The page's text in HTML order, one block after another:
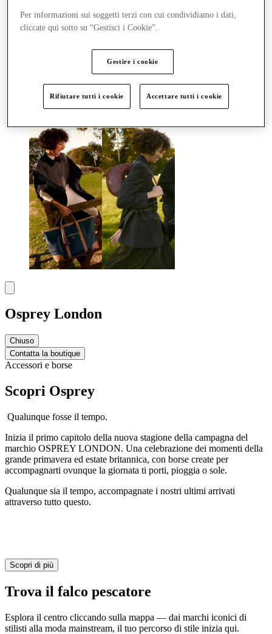
Negozi
Pianifica la tua visita
Altro
Osprey London
Chiuso
Contatta la boutique
Accessori e borse
Scopri Osprey
Qualunque fosse il tempo.
Inizia il primo capitolo della nuova stagione della campagna del
marchio OSPREY LONDON. Una celebrazione dei momenti della
grande primavera ed estate britannica, con borse create per
accompagnarti ovunque la giornata ti porti, pioggia o sole.
Qualunque sia il tempo, accompagnate i nostri ultimi arrivati
attraverso tutto questo.
Scopri di più
Trova il falco pescatore
Esplora il centro cliccando sulla mappa — dai marchi iconici di
stilisti alla moda mainstream, il tuo percorso di stile inizia qui.
Per informazioni sui soggetti terzi con cui condividiamo i dati,
cliccate qui sotto su “Gestisci i Cookie”.
Gestire i cookie
Rifiutare tutti i cookie Accettare tutti i cookie